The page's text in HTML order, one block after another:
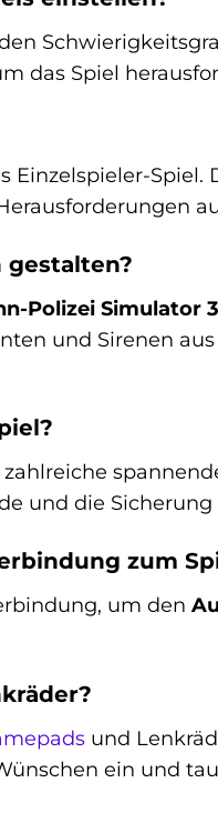
das Spiel
Einzelspieler-Spiel.
gestalten?
Polizei Simulator 3
und Sirenen
und die
zum
um den
und
ein und